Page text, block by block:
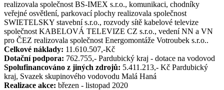
realizovala společnost BS-IMEX s.r.o., komunikaci, chodníky
veřejné osvětlení, parkovací plochy realizovala společnost
SWIETELSKY stavební s.r.o., rozvody sítě kabelové televize
společnost KABELOVÁ TELEVIZE CZ s.r.o., vedení NN a VN
pro ČEZ realizovala společnost Energomontáže Votroubek s.r.o..
Celkové náklady: 11.610.507,-Kč
Dotační podpora: 762.755,- Pardubický kraj - dotace na vodovod
Spolufinancováno z jiných zdrojů: 5.411.213,- Kč Pardubický
kraj, Svazek skupinového vodovodu Malá Haná
Realizace akce: březen - listopad 2020